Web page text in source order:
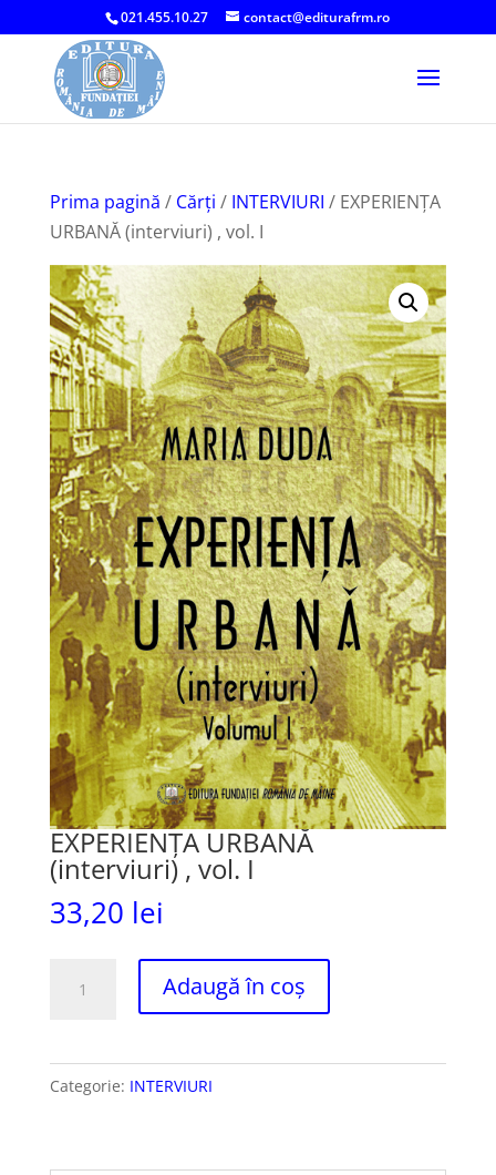
021.455.10.27 contact@editurafrm.ro
Prima pagină / Cărți / INTERVIURI / EXPERIENȚA
URBANĂ (interviuri) , vol. I
EXPERIENȚA URBANĂ
(interviuri) , vol. I
33,20 lei
EXPERIENȚA
(interviuri)
,
Adaugă în coș
Categorie: INTERVIURI